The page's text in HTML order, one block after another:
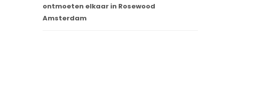
ontmoeten elkaar in Rosewood
Amsterdam